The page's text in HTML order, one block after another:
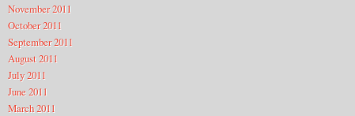
November 2011
October 2011
September 2011
August 2011
July 2011
June 2011
March 2011